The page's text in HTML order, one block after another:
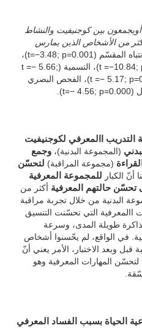
أويجمعون بين كوجنيفيت والنشاط
من الأشخاص الذين يمارس
الانتباه المقسّم (t=−3.48; p=0.001)،
التنسيق بين العين واليد (t =−10.84; p =0.000)، التسمية (t =− 5.66;
p=0.000)، سرعة المعالجة (t =− 5.17; p=0.000)، الفحص البصري
التدريب االمعرفي لكوجنيفيت
(المجموعة البدنية)،وجمع
(مجموعة المراقبة) لتحسّن
أنّ الكبار للمجموعة المعرفية
حالتهم المعرفية أكثر من
البدنية من خلال تجربة مراقبة
االمعرفية التي تحسّنت التنسيق
طويلة المدى، وسرعة
في الواقع، لم يحّسنوا أشخاص
قبل وبعد الاختبار، الأمر يعني أنّ
المهارات المعرفية وهو
الحياة بسبب الفساد المعرفي